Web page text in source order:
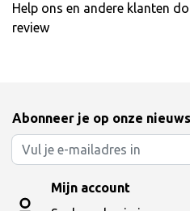
Help ons en andere klanten
review
Abonneer je op onze
Mijn account